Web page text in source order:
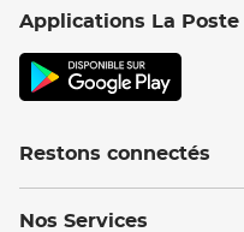
Applications La Poste
Restons connectés
Nos Services